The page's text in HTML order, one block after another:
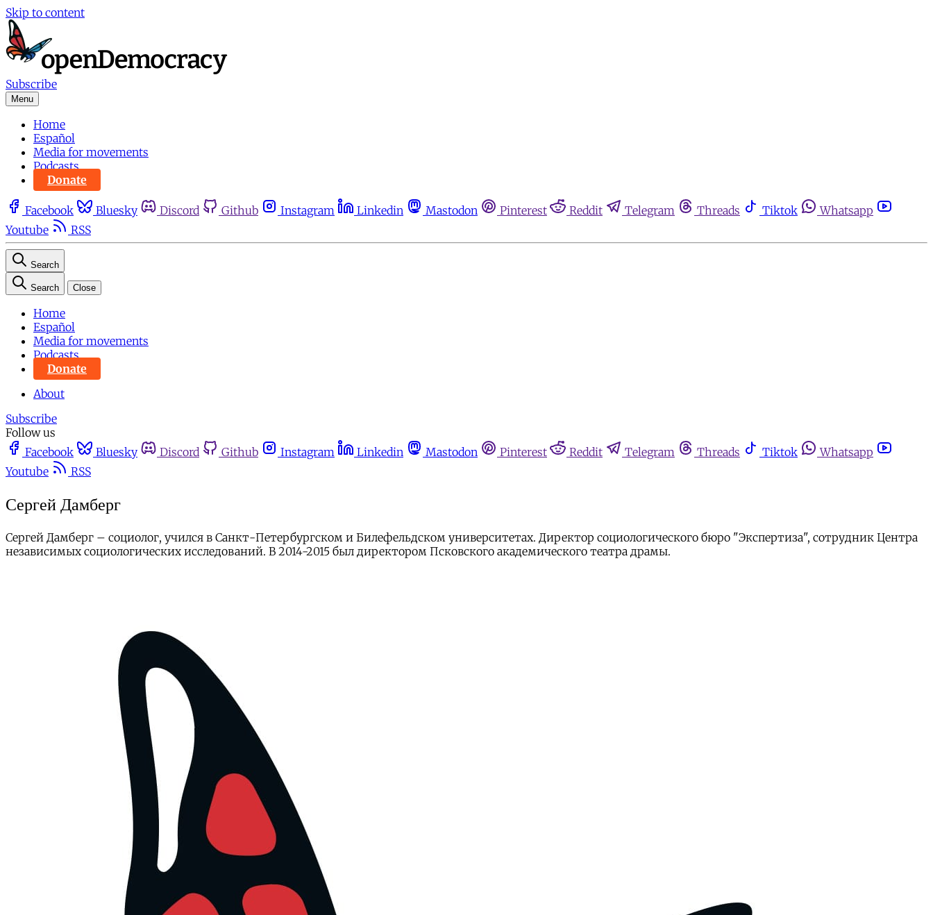
Skip to content
Subscribe
Menu
Home
Español
Media for movements
Podcasts
Donate
Facebook Bluesky Discord Github Instagram Linkedin Mastodon Pinterest Reddit Telegram Threads Tiktok
Whatsapp
Youtube
RSS
Search
Search Close
Home
Español
Media for movements
Podcasts
Donate
About
Subscribe
Follow us
Facebook
Bluesky Discord Github Instagram Linkedin Mastodon Pinterest Reddit Telegram Threads Tiktok
Whatsapp
Youtube
RSS
Сергей Дамберг
Сергей Дамберг – социолог, учился в Санкт-Петербургском и Билефельдском университетах. Директор социологического бюро "Экспертиза", сотрудник Центра
независимых социологических исследований. В 2014-2015 был директором Псковского академического театра драмы.